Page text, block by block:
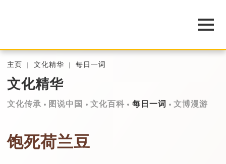
主页 文化精华 每日一词
文化精华
文化传承 图说中国 文化百科 每日一词 文博漫游
饱死荷兰豆